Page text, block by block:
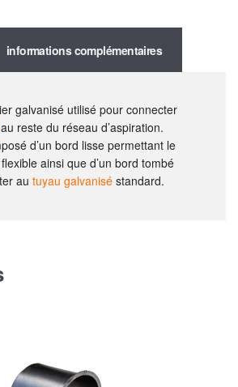
informations complémentaires
galvanisé utilisé pour connecter
au reste du réseau d’aspiration.
d’un bord lisse permettant le
ainsi que d’un bord tombé
au tuyau galvanisé standard.